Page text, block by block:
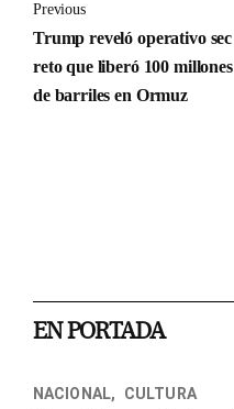
Previous
Trump reveló operativo sec
reto que liberó 100 millones
de barriles en Ormuz
EN PORTADA
NACIONAL, CULTURA